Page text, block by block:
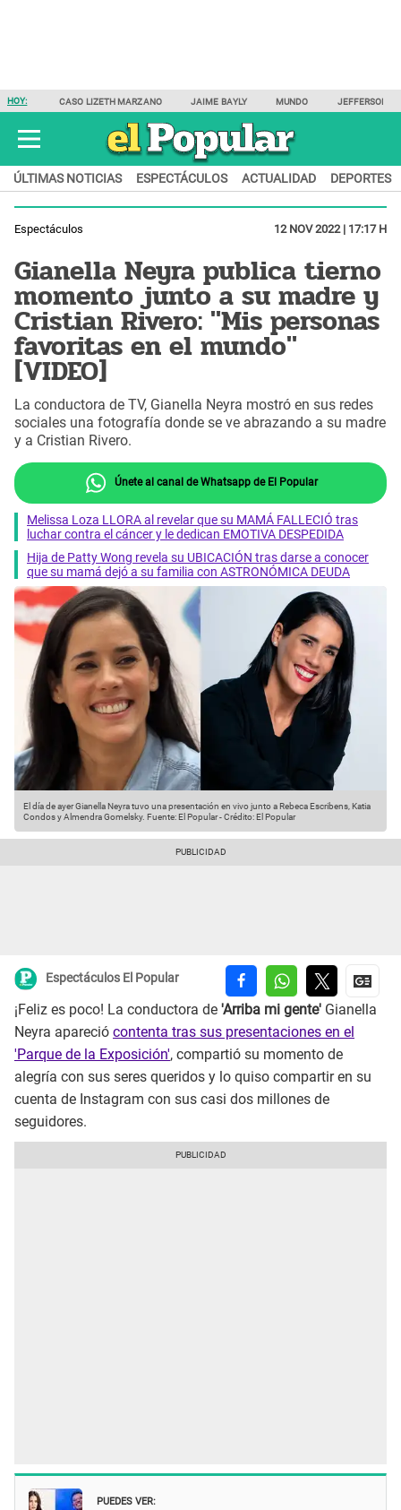
HOY: CASO LIZETH MARZANO JAIME BAYLY MUNDO JEFFERSON
ÚLTIMAS NOTICIAS ESPECTÁCULOS ACTUALIDAD DEPORTES
Espectáculos 12 NOV 2022 | 17:17 H
Gianella Neyra publica tierno
momento junto a su madre y
Cristian Rivero: "Mis personas
favoritas en el mundo"
[VIDEO]
La conductora de TV, Gianella Neyra mostró en sus redes
sociales una fotografía donde se ve abrazando a su madre
y a Cristian Rivero.
Únete al canal de Whatsapp de El Popular
Melissa Loza LLORA al revelar que su MAMÁ FALLECIÓ tras
luchar contra el cáncer y le dedican EMOTIVA DESPEDIDA
Hija de Patty Wong revela su UBICACIÓN tras darse a conocer
que su mamá dejó a su familia con ASTRONÓMICA DEUDA
El día de ayer Gianella Neyra tuvo una presentación en vivo junto a Rebeca Escribens, Katia
Condos y Almendra Gomelsky. Fuente: El Popular-Crédito: El Popular
Espectáculos El Popular
¡Feliz es poco! La conductora de 'Arriba mi gente' Gianella
Neyra apareció contenta tras sus presentaciones en el
'Parque de la Exposición', compartió su momento de
alegría con sus seres queridos y lo quiso compartir en su
cuenta de Instagram con sus casi dos millones de
seguidores.
PUEDES VER: